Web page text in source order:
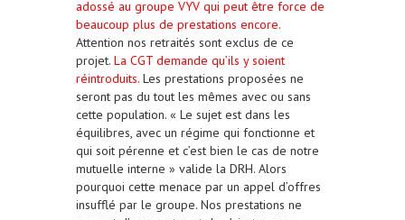
adossé au groupe VYV qui peut être force de
beaucoup plus de prestations encore.
Attention nos retraités sont exclus de ce
projet. La CGT demande qu’ils y soient
réintroduits. Les prestations proposées ne
seront pas du tout les mêmes avec ou sans
cette population. « Le sujet est dans les
équilibres, avec un régime qui fonctionne et
qui soit pérenne et c’est bien le cas de notre
mutuelle interne » valide la DRH. Alors
pourquoi cette menace par un appel d’offres
insufflé par le groupe. Nos prestations ne